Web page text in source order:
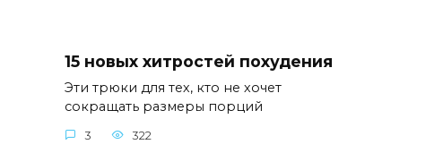
15 новых хитростей похудения
Эти трюки для тех, кто не хочет
сокращать размеры порций
3 322